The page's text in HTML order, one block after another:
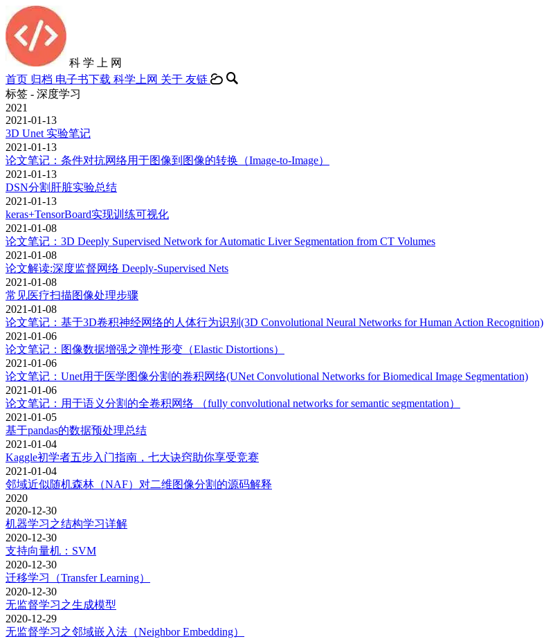
科 学 上 网
首页 归档 电子书下载 科学上网 关于 友链
标签 - 深度学习
2021
2021-01-13
3D Unet 实验笔记
2021-01-13
论文笔记：条件对抗网络用于图像到图像的转换（Image-to-Image）
2021-01-13
DSN分割肝脏实验总结
2021-01-13
keras+TensorBoard实现训练可视化
2021-01-08
论文笔记：3D Deeply Supervised Network for Automatic Liver Segmentation from CT Volumes
2021-01-08
论文解读:深度监督网络 Deeply-Supervised Nets
2021-01-08
常见医疗扫描图像处理步骤
2021-01-08
论文笔记：基于3D卷积神经网络的人体行为识别(3D Convolutional Neural Networks for Human Action Recognition)
2021-01-06
论文笔记：图像数据增强之弹性形变（Elastic Distortions）
2021-01-06
论文笔记：Unet用于医学图像分割的卷积网络(UNet Convolutional Networks for Biomedical Image Segmentation)
2021-01-06
论文笔记：用于语义分割的全卷积网络 （fully convolutional networks for semantic segmentation）
2021-01-05
基于pandas的数据预处理总结
2021-01-04
Kaggle初学者五步入门指南，七大诀窍助你享受竞赛
2021-01-04
邻域近似随机森林（NAF）对二维图像分割的源码解释
2020
2020-12-30
机器学习之结构学习详解
2020-12-30
支持向量机：SVM
2020-12-30
迁移学习（Transfer Learning）
2020-12-30
无监督学习之生成模型
2020-12-29
无监督学习之邻域嵌入法（Neighbor Embedding）